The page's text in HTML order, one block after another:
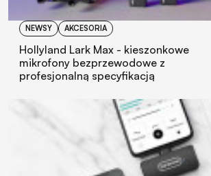
NEWSY AKCESORIA
Hollyland Lark Max - kieszonkowe
mikrofony bezprzewodowe z
profesjonalną specyfikacją